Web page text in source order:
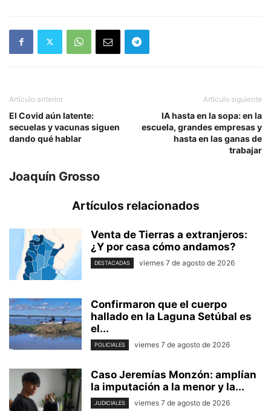
Artículo anterior
El Covid aún latente:
secuelas y vacunas siguen
dando qué hablar
Artículo siguiente
IA hasta en la sopa: en la
escuela, grandes empresas y
hasta en las ganas de
trabajar
Joaquín Grosso
Artículos relacionados
Venta de Tierras a extranjeros:
¿Y por casa cómo andamos?
DESTACADAS viernes 7 de agosto de 2026
Confirmaron que el cuerpo
hallado en la Laguna Setúbal es
el...
POLICIALES viernes 7 de agosto de 2026
Caso Jeremías Monzón: amplían
la imputación a la menor y la...
JUDICIALES viernes 7 de agosto de 2026